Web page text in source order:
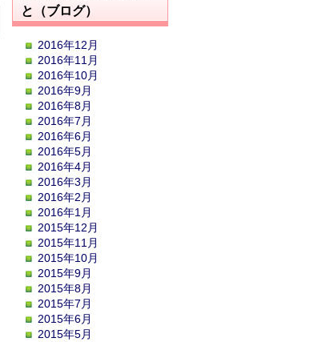
と（ブログ）
2016年12月
2016年11月
2016年10月
2016年9月
2016年8月
2016年7月
2016年6月
2016年5月
2016年4月
2016年3月
2016年2月
2016年1月
2015年12月
2015年11月
2015年10月
2015年9月
2015年8月
2015年7月
2015年6月
2015年5月